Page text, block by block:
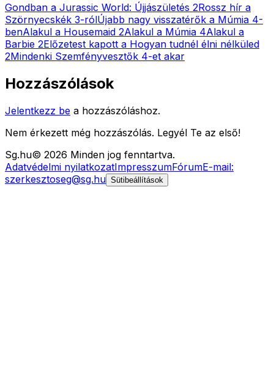
Gondban a Jurassic World: Újjászületés 2Rossz hír a
Szörnyecskék 3-rólÚjabb nagy visszatérők a Múmia 4-
benAlakul a Housemaid 2Alakul a Múmia 4Alakul a
Barbie 2Előzetest kapott a Hogyan tudnél élni nélküled
2Mindenki Szemfényvesztők 4-et akar
Hozzászólások
Jelentkezz be a hozzászóláshoz.
Nem érkezett még hozzászólás. Legyél Te az első!
Sg.hu© 2026 Minden jog fenntartva.
Adatvédelmi nyilatkozatImpresszumFórumE-mail:
szerkesztoseg@sg.hu Sütibeállítások